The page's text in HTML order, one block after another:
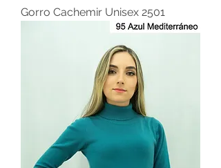
Gorro Cachemir Unisex 2501